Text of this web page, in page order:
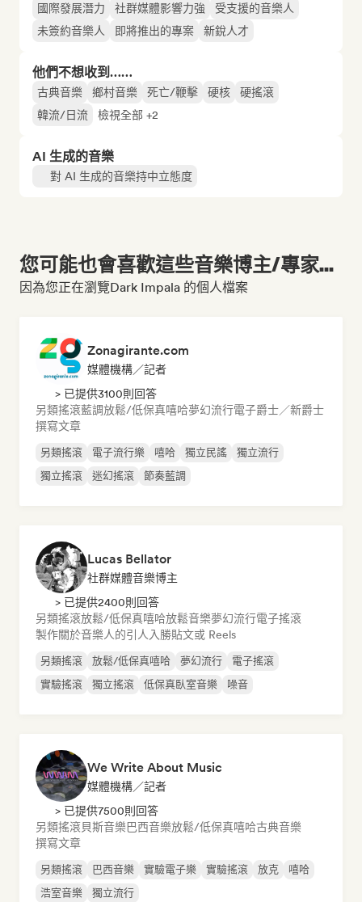
國際發展潛力 社群媒體影響力強
受支援的音樂人
未簽約音樂人
即將推出的專案 新銳人才
他們不想收到……
古典音樂 鄉村音樂 死亡/鞭擊 硬核
硬搖滾
韓流/日流
檢視全部 +2
AI 生成的音樂
對 AI 生成的音樂持中立態度
您可能也會喜歡這些音樂博主/專家...
因為您正在瀏覽Dark Impala 的個人檔案
Zonagirante.com
媒體機構／記者
> 已提供3100則回答
另類搖滾藍調放鬆/低保真嘻哈夢幻流行電子爵士／新爵士
撰寫文章
另類搖滾 電子流行樂 嘻哈 獨立民謠
獨立流行
獨立搖滾
迷幻搖滾 節奏藍調
Lucas Bellator
社群媒體音樂博主
> 已提供2400則回答
另類搖滾放鬆/低保真嘻哈放鬆音樂夢幻流行電子搖滾
製作關於音樂人的引人入勝貼文或 Reels
另類搖滾 放鬆/低保真嘻哈 夢幻流行
電子搖滾
實驗搖滾
獨立搖滾 低保真臥室音樂 噪音
We Write About Music
媒體機構／記者
> 已提供7500則回答
另類搖滾貝斯音樂巴西音樂放鬆/低保真嘻哈古典音樂
撰寫文章
另類搖滾 巴西音樂 實驗電子樂 實驗搖滾 放克
嘻哈
浩室音樂
獨立流行